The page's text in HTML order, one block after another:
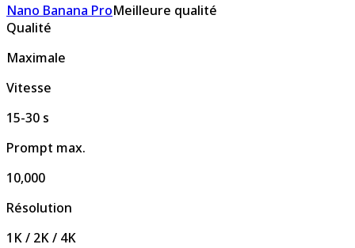
Nano Banana ProMeilleure qualité
Qualité
Maximale
Vitesse
15-30 s
Prompt max.
10,000
Résolution
1K / 2K / 4K